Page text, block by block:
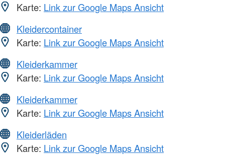
Karte: Link zur Google Maps Ansicht
Kleidercontainer
Karte: Link zur Google Maps Ansicht
Kleiderkammer
Karte: Link zur Google Maps Ansicht
Kleiderkammer
Karte: Link zur Google Maps Ansicht
Kleiderläden
Karte: Link zur Google Maps Ansicht